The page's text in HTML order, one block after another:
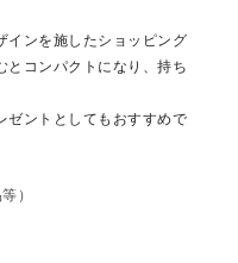
インを施したショッピング
とコンパクトになり、持ち
ゼントとしてもおすすめで
）